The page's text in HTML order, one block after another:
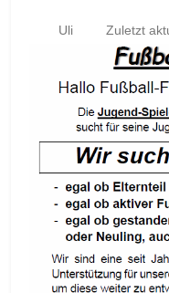
Uli Zuletzt